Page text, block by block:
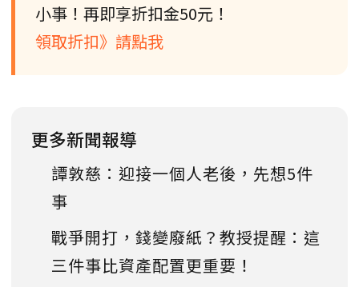
小事！再即享折扣金50元！
領取折扣》請點我
更多新聞報導
譚敦慈：迎接一個人老後，先想5件
事
戰爭開打，錢變廢紙？教授提醒：這
三件事比資產配置更重要！